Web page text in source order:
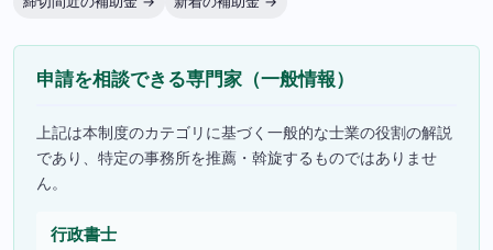
申請を相談できる専門家（一般情報）
上記は本制度のカテゴリに基づく一般的な士業の役割の解説
であり、特定の事務所を推薦・斡旋するものではありませ
ん。
行政書士